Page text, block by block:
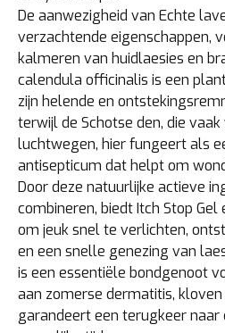
De aanwezigheid van Echte
verzachtende eigenschappen,
kalmeren van huidlaesies en
calendula officinalis is een
zijn helende en
terwijl de Schotse den, die
luchtwegen, hier fungeert als
antisepticum dat helpt om
Door deze natuurlijke actieve
combineren, biedt Itch Stop
om jeuk snel te verlichten,
en een snelle genezing van
is een essentiële bondgenoot
aan zomerse dermatitis,
garandeert een terugkeer